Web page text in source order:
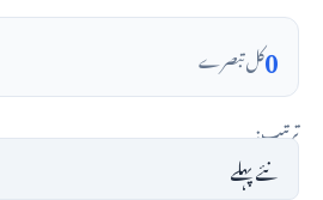
0کل تبصرے
ترتیب: